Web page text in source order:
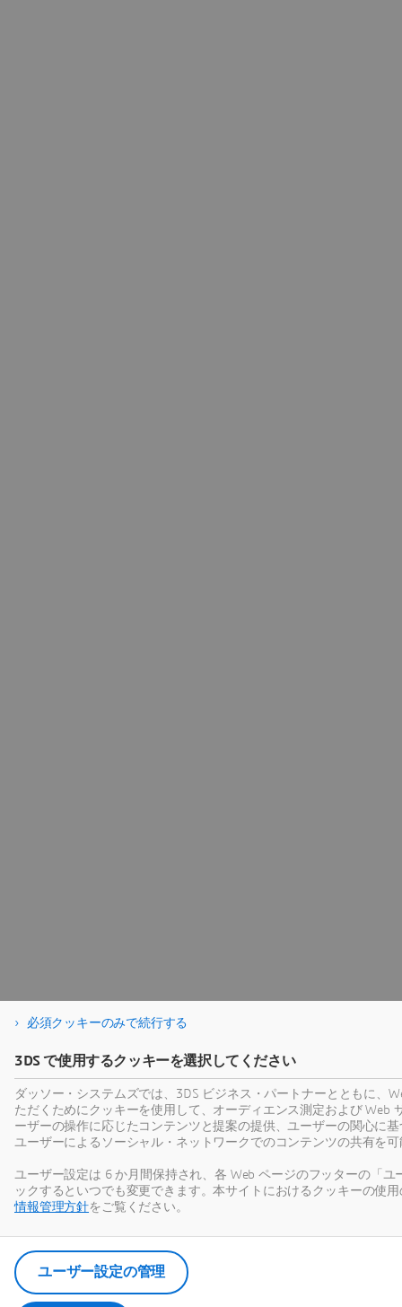
必須クッキーのみで続行する
3DS で使用するクッキーを選択してください
ダッソー・システムズでは、3DS ビジネス・パートナーとともに、
ただくためにクッキーを使用して、オーディエンス測定および Web
ーザーの操作に応じたコンテンツと提案の提供、ユーザーの関心に
ユーザーによるソーシャル・ネットワークでのコンテンツの共有を
ユーザー設定は 6 か月間保持され、各 Web ページのフッターの「ユ
ックするといつでも変更できます。本サイトにおけるクッキーの使
情報管理方針をご覧ください。
ユーザー設定の管理